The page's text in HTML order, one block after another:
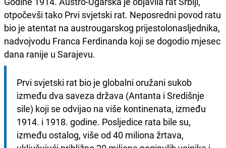
otpočevši tako Prvi svjetski rat. Neposredni povod ratu
bio je atentat na austrougarskog prijestolonasljednika,
nadvojvodu Franca Ferdinanda koji se dogodio mjesec
dana ranije u Sarajevu.
Prvi svjetski rat bio je globalni oružani sukob
između dva saveza država (Antanta i Središnje
sile) koji se odvijao na više kontinenata, između
1914. i 1918. godine. Posljedice rata bile su,
između ostalog, više od 40 miliona žrtava,